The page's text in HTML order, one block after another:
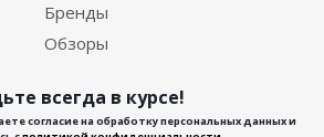
Бренды
Обзоры
всегда в курсе!
согласие на обработку персональных данных и